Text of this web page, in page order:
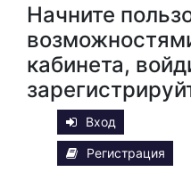
Начните
кабинета,
Вход
Регистрация